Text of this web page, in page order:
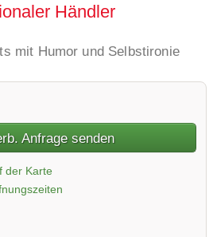
Händler
mit Humor und Selbstironie
Anfrage senden
der Karte